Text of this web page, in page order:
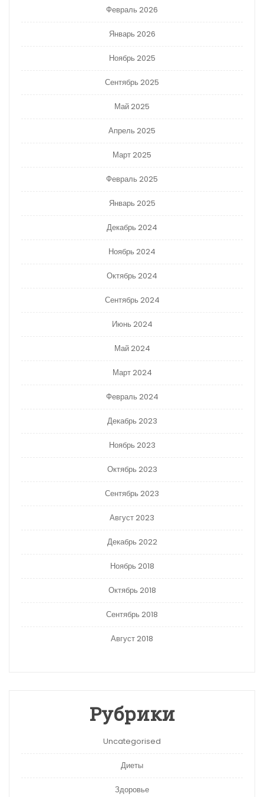
Февраль 2026
Январь 2026
Ноябрь 2025
Сентябрь 2025
Май 2025
Апрель 2025
Март 2025
Февраль 2025
Январь 2025
Декабрь 2024
Ноябрь 2024
Октябрь 2024
Сентябрь 2024
Июнь 2024
Май 2024
Март 2024
Февраль 2024
Декабрь 2023
Ноябрь 2023
Октябрь 2023
Сентябрь 2023
Август 2023
Декабрь 2022
Ноябрь 2018
Октябрь 2018
Сентябрь 2018
Август 2018
Рубрики
Uncategorised
Диеты
Здоровье